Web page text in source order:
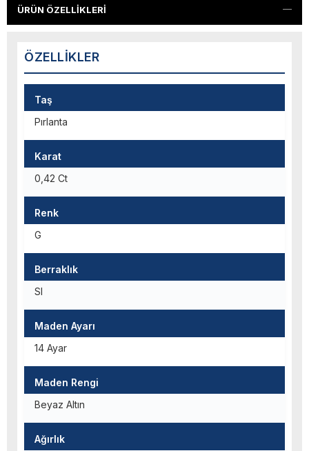
ÜRÜN ÖZELLIKLERI
ÖZELLIKLER
Taş
Pırlanta
Karat
0,42 Ct
Renk
G
Berraklık
SI
Maden Ayarı
14 Ayar
Maden Rengi
Beyaz Altın
Ağırlık